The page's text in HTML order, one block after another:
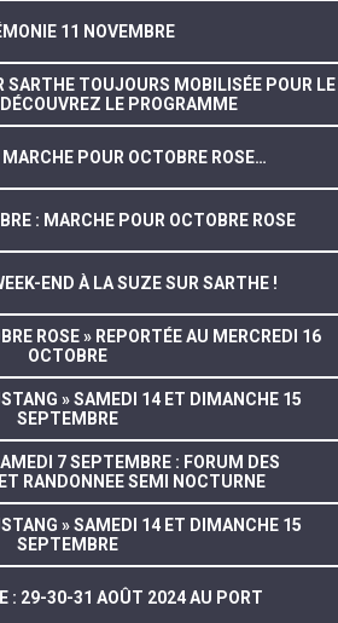
11 NOVEMBRE
SARTHE TOUJOURS MOBILISÉE POUR LE
LE PROGRAMME
MARCHE POUR OCTOBRE ROSE…
: MARCHE POUR OCTOBRE ROSE
END À LA SUZE SUR SARTHE !
ROSE » REPORTÉE AU MERCREDI 16
OCTOBRE
» SAMEDI 14 ET DIMANCHE 15
SEPTEMBRE
7 SEPTEMBRE : FORUM DES
RANDONNEE SEMI NOCTURNE
» SAMEDI 14 ET DIMANCHE 15
SEPTEMBRE
: 29-30-31 AOÛT 2024 AU PORT